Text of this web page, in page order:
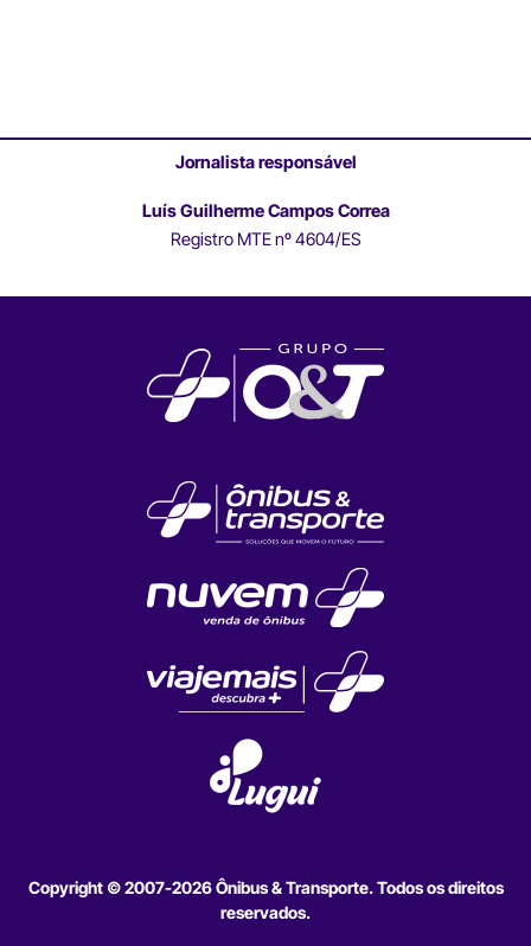
Jornalista responsável
Luís Guilherme Campos Correa
Registro MTE nº 4604/ES
Copyright © 2007-2026 Ônibus & Transporte. Todos os direitos
reservados.